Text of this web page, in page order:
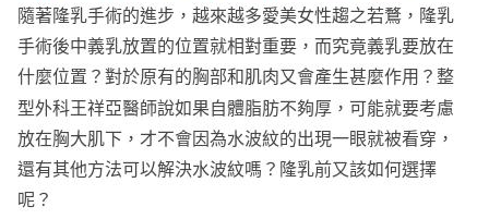
隨著隆乳手術的進步，越來越多愛美女性趨之若鶩，隆乳
手術後中義乳放置的位置就相對重要，而究竟義乳要放在
什麼位置？對於原有的胸部和肌肉又會產生甚麼作用？整
型外科王祥亞醫師說如果自體脂肪不夠厚，可能就要考慮
放在胸大肌下，才不會因為水波紋的出現一眼就被看穿，
還有其他方法可以解決水波紋嗎？隆乳前又該如何選擇
呢？